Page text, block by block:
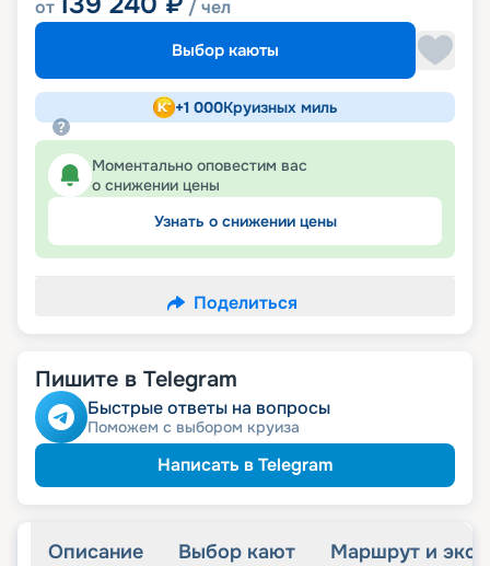
от / чел
Выбор каюты
+1 000Круизных миль
Моментально оповестим вас
о снижении цены
Узнать о снижении цены
Поделиться
Пишите в Telegram
Быстрые ответы на вопросы
Поможем с выбором круиза
Написать в Telegram
Описание Выбор кают Маршрут и